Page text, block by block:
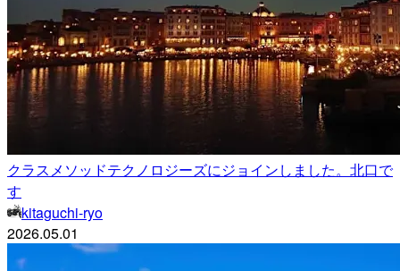
クラスメソッドテクノロジーズにジョインしました。北口で
す
kitaguchi-ryo
2026.05.01